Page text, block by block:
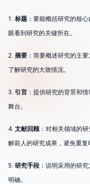
1. 标题 ：要能概括研究的核
眼看到研究的关键所在。
2. 摘要 ：简要概述研究的主
了解研究的大致情况。
3. 引言 ：提供研究的背景和
舞台。
4. 文献回顾 ：对相关领域的
解前人的研究成果，避免重复
5. 研究手段 ：说明采用的研
明确。